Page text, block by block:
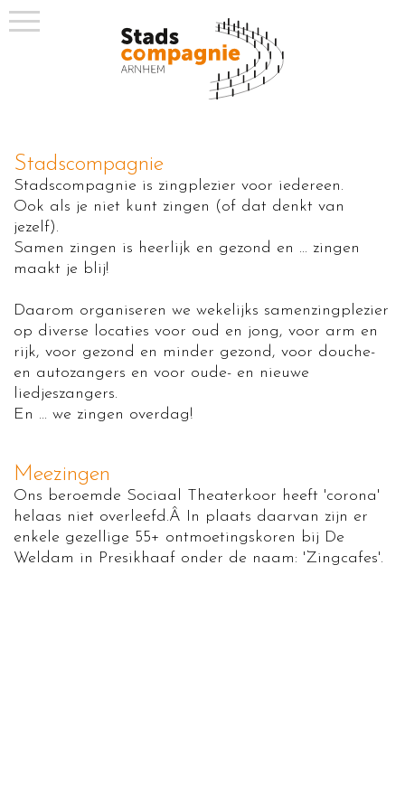
Stadscompagnie
Stadscompagnie is zingplezier voor iedereen.
Ook als je niet kunt zingen (of dat denkt van
jezelf).
Samen zingen is heerlijk en gezond en ... zingen
maakt je blij!
Daarom organiseren we wekelijks samenzingplezier
op diverse locaties voor oud en jong, voor arm en
rijk, voor gezond en minder gezond, voor douche-
en autozangers en voor oude- en nieuwe
liedjeszangers.
En ... we zingen overdag!
Meezingen
Ons beroemde Sociaal Theaterkoor heeft 'corona'
helaas niet overleefd.Â In plaats daarvan zijn er
enkele gezellige 55+ ontmoetingskoren bij De
Weldam in Presikhaaf onder de naam: 'Zingcafes'.